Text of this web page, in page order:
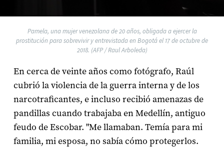
Pamela, una mujer venezolana de 20 años, obligada a ejercer la
prostitución para sobrevivir y entrevistada en Bogotá el 17 de octubre de
2018. (AFP / Raul Arboleda)
En cerca de veinte años como fotógrafo, Raúl
cubrió la violencia de la guerra interna y de los
narcotraficantes, e incluso recibió amenazas de
pandillas cuando trabajaba en Medellín, antiguo
feudo de Escobar. "Me llamaban. Temía para mi
familia, mi esposa, no sabía cómo protegerlos.